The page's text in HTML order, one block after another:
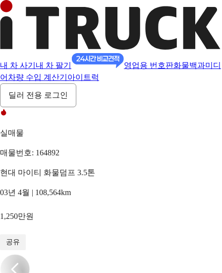
내 차 사기 내 차 팔기 영업용 번호판화물백과미디
어 차량 수입 계산기 아이트럭
딜러 전용 로그인
실매물
매물번호: 164892
현대 마이티 화물덤프 3.5톤
03년 4월 | 108,564km
1,250만원
공유
/20